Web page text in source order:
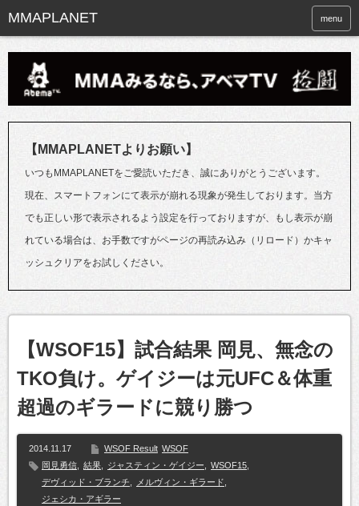
menu
【MMAPLANETよりお願い】
いつもMMAPLANETをご愛読いただき、誠にありがとうございます。
現在、スマートフォンにて表示が崩れる現象が発生しております。当方
でも正しい形で表示されるよう設定を行っておりますが、もし表示が崩
れている場合は、お手数ですがページの再読み込み（リロード）かキャ
ッシュクリアをお試しください。
【WSOF15】試合結果 岡見、無念の
TKO負け。ゲイジーは元UFC＆体重
超過のギラードに競り勝つ
2014.11.17 WSOF Result WSOF
岡見勇信
結果 ジャスティン・ゲイジー WSOF15
デヴィッド・ブランチ
メルヴィン・ギラード
ジェシカ・アギラー